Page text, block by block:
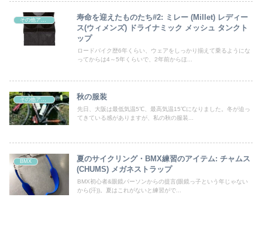
その他アイテム
寿命を迎えたものたち#2: ミレー (Millet) レディー
ス(ウィメンズ) ドライナミック メッシュ タンクト
ップ
ロードバイク歴6年くらい、ウェアをしっかり揃えて乗るようにな
ってからは4～5年くらいで、2年前からほ...
その他アイテム 秋の服装
先日、大阪は最低気温5℃、最高気温15℃になりました。冬が迫っ
てきている感がありますが、私の秋の服装...
BMX
夏のサイクリング・BMX練習のアイテム: チャムス
(CHUMS) メガネストラップ
BMX初心者&眼鏡パーソンからの提言(眼鏡っ子という年じゃない
から(汗))。夏はこれがないと練習がで...